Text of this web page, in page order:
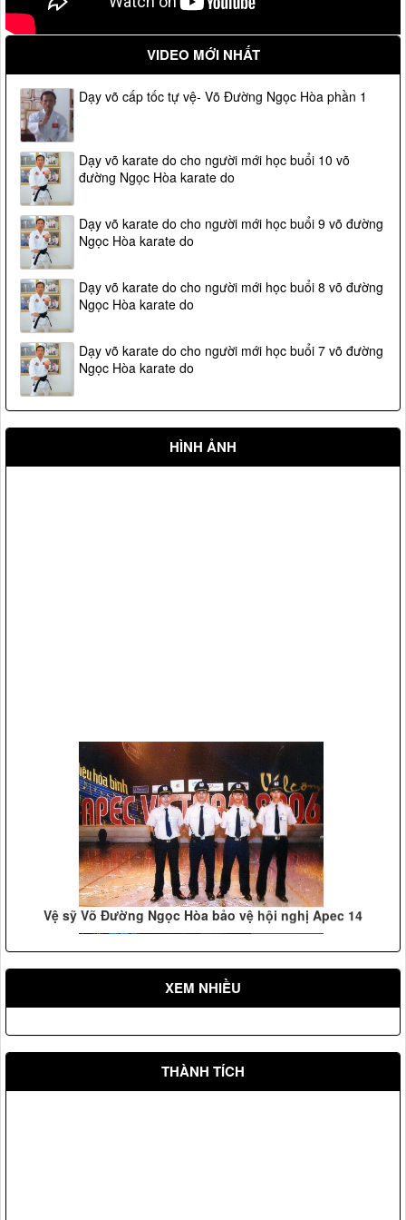
VIDEO MỚI NHẤT
Dạy võ cấp tốc tự vệ- Võ Đường Ngọc Hòa phần 1
Dạy võ karate do cho người mới học buổi 10 võ
đường Ngọc Hòa karate do
Dạy võ karate do cho người mới học buổi 9 võ đường
Ngọc Hòa karate do
Dạy võ karate do cho người mới học buổi 8 võ đường
Ngọc Hòa karate do
Dạy võ karate do cho người mới học buổi 7 võ đường
Ngọc Hòa karate do
HÌNH ẢNH
Vệ sỹ Võ Đường Ngọc Hòa bảo vệ hội nghị Apec 14
XEM NHIỀU
THÀNH TÍCH